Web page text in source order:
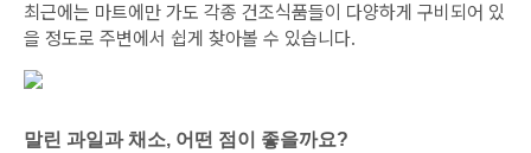
최근에는 마트에만 가도 각종 건조식품들이 다양하게 구비되어 있
을 정도로 주변에서 쉽게 찾아볼 수 있습니다.
말린 과일과 채소, 어떤 점이 좋을까요?